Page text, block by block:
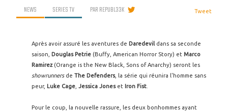
NEWS SERIES TV PARREPUBL33K Tweet
Après avoir assuré les aventures de Daredevil dans sa seconde
saison, Douglas Petrie (Buffy, American Horror Story) et Marco
Ramirez(Orange is the New Black, Sons of Anarchy) seront les
showrunners de The Defenders, la série qui réunira l'homme sans
peur, Luke Cage Jessica Joneset Iron Fist
Pour le coup, la nouvelle rassure, les deux bonhommes ayant